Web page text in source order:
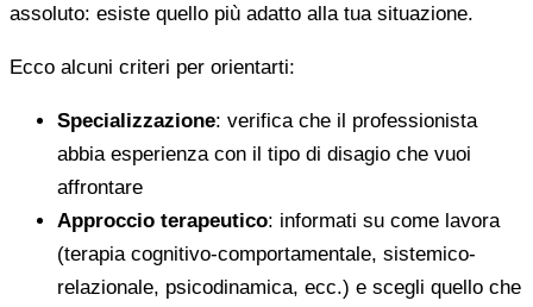
assoluto: esiste quello più adatto alla tua situazione.
Ecco alcuni criteri per orientarti:
Specializzazione: verifica che il professionista
abbia esperienza con il tipo di disagio che vuoi
affrontare
Approccio terapeutico: informati su come lavora
(terapia cognitivo-comportamentale, sistemico-
relazionale, psicodinamica, ecc.) e scegli quello che